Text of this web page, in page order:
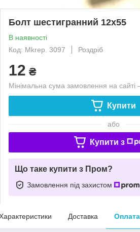
Болт шестигранний 12х55
В наявності
Код: Mkrep. 3097
Роздріб
12 ₴
Мінімальна сума замовлення на
Купити
або
Купити з
Що таке купити з Пром?
Замовлення під захистом
Доставка Оплата